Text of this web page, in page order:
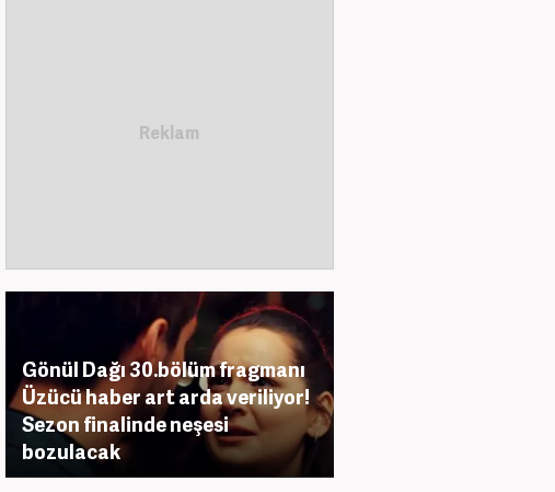
Gönül Dağı 30.bölüm fragmanı
Üzücü haber art arda veriliyor!
Sezon finalinde neşesi
bozulacak